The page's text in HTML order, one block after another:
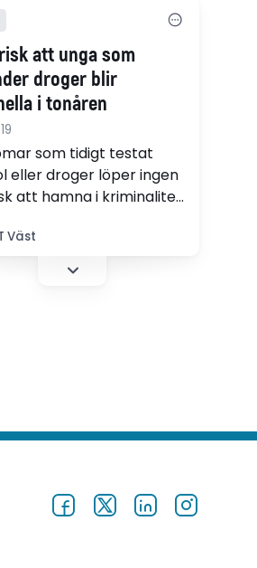
Däremot kan tidig
leda till missbruk av
och droger. Detta visar
från Göteborgs
att unga som
droger blir
i tonåren
som tidigt testat
eller droger löper ingen
att hamna i kriminalitet i
sannolikt att man börjar
mer droger. Det visar
Väst